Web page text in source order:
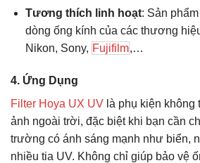
Tương thích linh hoạt: Sản
dòng ống kính của các thương
Nikon, Sony, Fujifilm,…
4. Ứng Dụng
Filter Hoya UX UV là phụ kiện không
ảnh ngoài trời, đặc biệt khi bạn cần
trường có ánh sáng mạnh như biển,
nhiều tia UV. Không chỉ giúp bảo vệ